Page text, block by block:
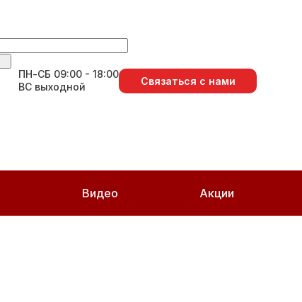
ПН-СБ 09:00 - 18:00
ВС выходной
Связаться с нами
Видео Акции